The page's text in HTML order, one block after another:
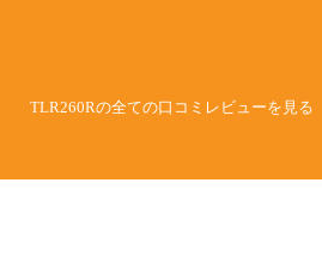
TLR260Rの全ての口コミレビューを見る